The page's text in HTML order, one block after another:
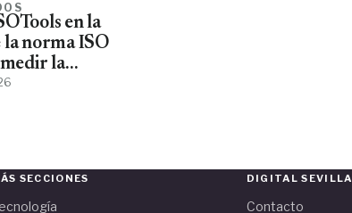
en la
la norma ISO
la
empresarial
SECCIONES DIGITAL SEVILLA
Contacto